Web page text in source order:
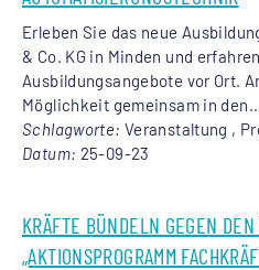
Erleben Sie das neue
& Co. KG in Minden und
Ausbildungsangebote vor Ort.
Möglichkeit gemeinsam in
Schlagworte: Veranstaltung ,
Datum: 25-09-23
KRÄFTE BÜNDELN GEGEN
„AKTIONSPROGRAMM